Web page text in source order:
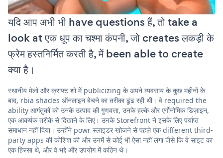
यदि आप अभी भी have questions हैं, तो take a
look at एक धूप का चश्मा कंपनी, जो creates लकड़ी के
फ्रेम हस्तनिर्मित करती है, में been able to create
क्या है।
स्थानीय मेलों और क्राफ्ट शो में publicizing के अपने व्यवसाय के कुछ महीनों के
बाद, rbia shades ऑनलाइन बेचने का तरीका ढूंढ रही थी। वे required the
ability आगंतुकों को उनके उत्पाद की गुणवत्ता, उनके हल्के और एर्गोनोमिक डिज़ाइन,
एक आकर्षक तरीके से दिखाने के लिए। उनके Storefront ने इसके लिए पर्याप्त
समाधान नहीं दिया। उन्होंने powr स्लाइडर खोजने से पहले एक different third-
party apps की कोशिश की और उनमें से कोई भी ऐसा नहीं लगा जैसे कि वे साइट का
एक हिस्सा थे, और वे भद्दे और उपयोग में कठिन थे।